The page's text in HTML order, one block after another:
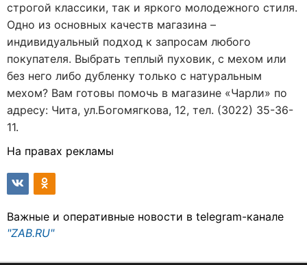
строгой классики, так и яркого молодежного стиля.
Одно из основных качеств магазина –
индивидуальный подход к запросам любого
покупателя. Выбрать теплый пуховик, с мехом или
без него либо дубленку только с натуральным
мехом? Вам готовы помочь в магазине «Чарли» по
адресу: Чита, ул.Богомягкова, 12, тел. (3022) 35-36-
11.
На правах рекламы
Важные и оперативные новости в telegram-канале
"ZAB.RU"